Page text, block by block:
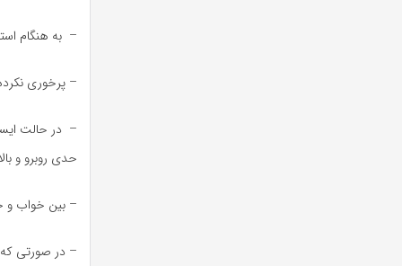
– به هنگام
– پرخوری
– در حالت
حدی روبرو و
– بین خواب و
– در صورتی که